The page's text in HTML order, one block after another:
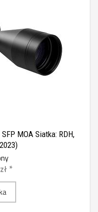
MOA Siatka: RDH,
*